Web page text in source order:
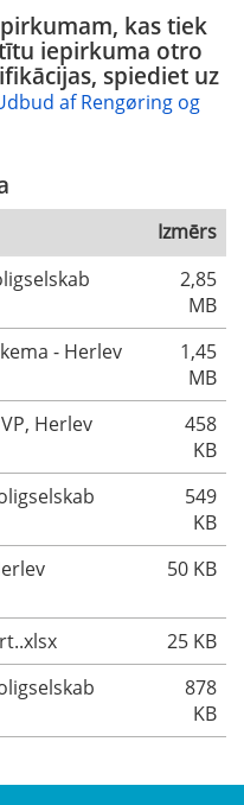
kas tiek
iepirkuma otro
spiediet uz
af Rengøring og
Izmērs
2,85
MB
- Herlev
1,45
MB
Herlev
458
KB
549
KB
50 KB
25 KB
878
KB